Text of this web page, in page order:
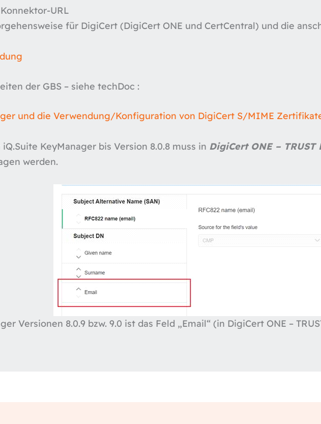
URL
für DigiCert (DigiCert ONE und CertCentral) und die
der GBS – siehe techDoc :
und die Verwendung/Konfiguration von DigiCert S/MIME
KeyManager bis Version 8.0.8 muss in DigiCert ONE – TRUST
werden.
Versionen 8.0.9 bzw. 9.0 ist das Feld „Email“ (in DigiCert ONE –